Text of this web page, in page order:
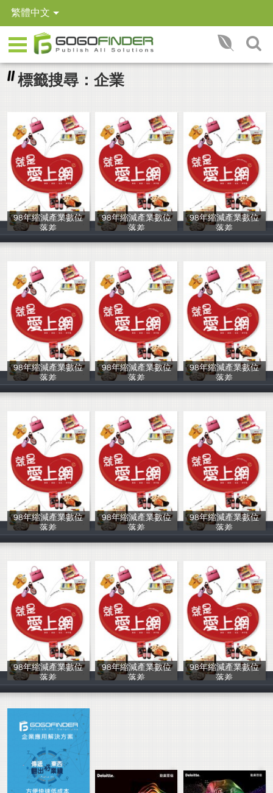
繁體中文
標籤搜尋：企業
98年縮減產業數位
落差
中華民國資訊軟
98年縮減產業數位
落差
中華民國資訊軟
98年縮減產業數位
落差
中華民國資訊軟
98年縮減產業數位
落差
中華民國資訊軟
98年縮減產業數位
落差
中華民國資訊軟
98年縮減產業數位
落差
中華民國資訊軟
98年縮減產業數位
落差
中華民國資訊軟
98年縮減產業數位
落差
中華民國資訊軟
98年縮減產業數位
落差
中華民國資訊軟
98年縮減產業數位
落差
中華民國資訊軟
98年縮減產業數位
落差
中華民國資訊軟
98年縮減產業數位
落差
中華民國資訊軟